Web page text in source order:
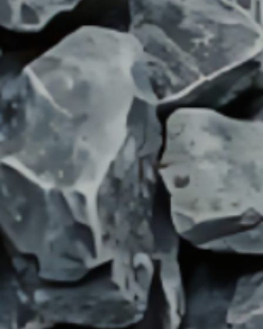
Longitud
Temperatura
Presión
Par
tosional
Fuerza
Masa
(pesas
Humedad
Sucursal
Soporte
Capacitación
mantenimiento
Manuales
PQRS